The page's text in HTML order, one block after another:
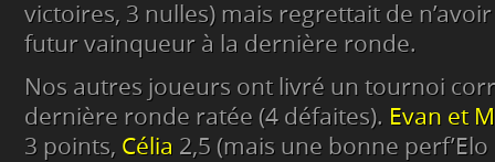
victoires, 3 nulles) mais regrettait de
futur vainqueur à la dernière ronde.
Nos autres joueurs ont livré un tournoi
dernière ronde ratée (4 défaites). Evan et
3 points, Célia 2,5 (mais une bonne